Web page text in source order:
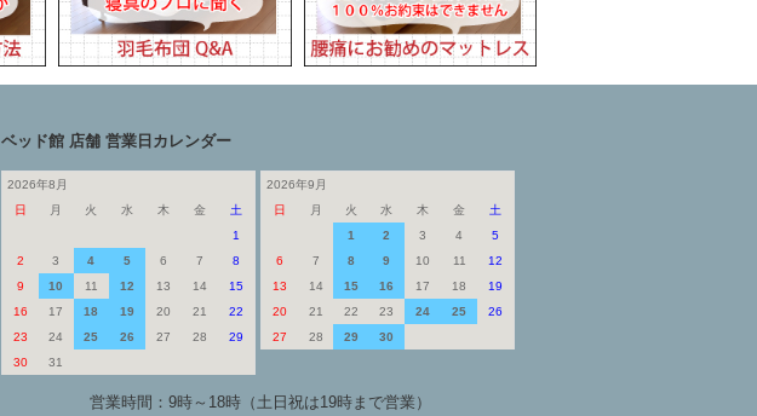
ベッド館 店舗 営業日カレンダー
2026年8月
日
月 火 水 木 金
土
1
2
3 4 5 6 7
8
9
10 11 12 13 14
15
16
17 18 19 20 21
22
23
24 25 26 27 28
29
30
31
2026年9月
日
月 火 水 木 金
土
1
2 3 4
5
6
7 8 9 10 11
12
13
14 15 16 17 18
19
20
21 22 23 24 25
26
27
28 29 30
営業時間：9時～18時（土日祝は19時まで営業）